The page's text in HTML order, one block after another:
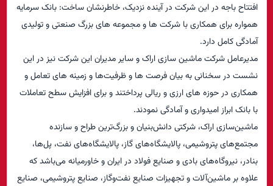
افتتاح باجه در این شرکت در آینده نزدیک، خاطرنشان ساخت: بانک سرمایه
همواره برای همکاری با شرکت ها و مجموعه های بزرگ صنعتی و تولیدی
آمادگی کامل دارد.
مدیرعامل شرکت ماشین سازی اراک و سایر مدیران این شرکت نیز در این
نشست در سخنانی به بیان فرصت ها و ظرفیت‌ها و زمینه های تعامل و
همکاری در حوزه های ارزی و ریالی پرداختند و برای افزایش سطح تعاملات
با بانک ابراز امیدواری و آمادگی نمودند.
ماشین‌سازی اراک، شرکتی دانش‌بنیان و بزرگ‌ترین طراح و سازنده
مجتمع‌های پتروشیمی، پالایشگاه‌های گاز، پالایشگاه‌های نفت، پل‌ها،
بنادر، نیروگاه‌های بادی و صنایع فولاد در ایران و خاورمیانه می‌باشد که
علاوه بر ماشین‌آلات و تجهیزات صنایع نفت‌وگاز، صنایع پتروشیمی، صنایع